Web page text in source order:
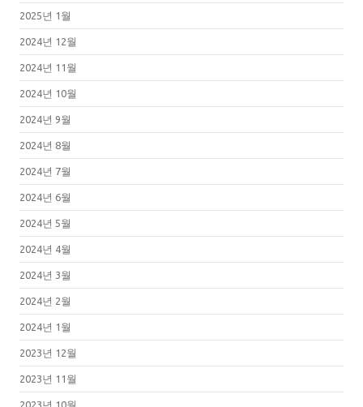
2025년 1월
2024년 12월
2024년 11월
2024년 10월
2024년 9월
2024년 8월
2024년 7월
2024년 6월
2024년 5월
2024년 4월
2024년 3월
2024년 2월
2024년 1월
2023년 12월
2023년 11월
2023년 10월